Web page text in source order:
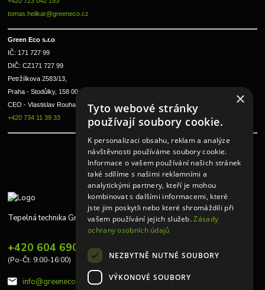
tomas.helikar@greeneco.cz
Green Eco s.r.o
IČ: 171 727 99
DIČ: CZ171 727 99
Petržílkova 2583/13,
Praha - Stodůlky, 158 00
CEO - Vlastislav Rouha ml.
+420 734 11 39 33
Tepelná technika Greeneco
+420 604 690 848
(Po-Čt: 9:00-16:00)
info@greeneco.cz
×
Tyto webové stránky
používají soubory cookie.
K personalizaci obsahu, reklam a analýze
návštěvnosti používáme soubory cookie.
Informace o vašem používání našich stránek
také sdílíme s našimi reklamními a
analytickými partnery, kteří je mohou
kombinovat s dalšími informacemi, které
jste jim poskytli nebo které shromáždili při
vašem používání jejich služeb.Zásady
ochrany osobních údajů
NEZBYTNĚ NUTNÉ SOUBORY
VÝKONOVÉ SOUBORY